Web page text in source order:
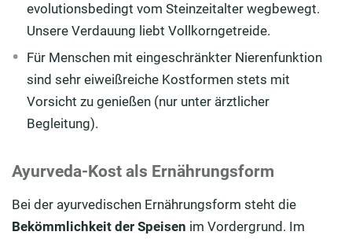
evolutionsbedingt vom Steinzeitalter wegbewegt.
Unsere Verdauung liebt Vollkorngetreide.
Für Menschen mit eingeschränkter Nierenfunktion
sind sehr eiweißreiche Kostformen stets mit
Vorsicht zu genießen (nur unter ärztlicher
Begleitung).
Ayurveda-Kost als Ernährungsform
Bei der ayurvedischen Ernährungsform steht die
Bekömmlichkeit der Speisen im Vordergrund. Im